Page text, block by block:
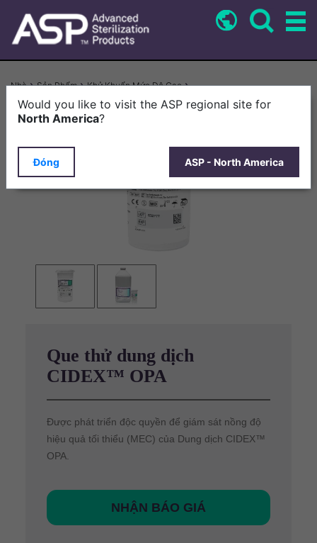
dung
Breadcrumb
Nhà Sản Phẩm
Khử Khuẩn Mức Độ Cao
Que Thử Dung Dịch CIDEX™ OPA
Que thử dung dịch
CIDEX™ OPA
Được phát triển độc quyền để giám sát nồng độ
hiệu quả tối thiểu (MEC) của Dung dịch CIDEX™
OPA.
NHẬN BÁO GIÁ
Would you like to visit the ASP regional site for
North America?
Đóng ASP - North America